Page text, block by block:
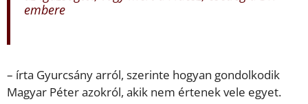
embere
– írta Gyurcsány arról, szerinte hogyan gondolkodik
Magyar Péter azokról, akik nem értenek vele egyet.